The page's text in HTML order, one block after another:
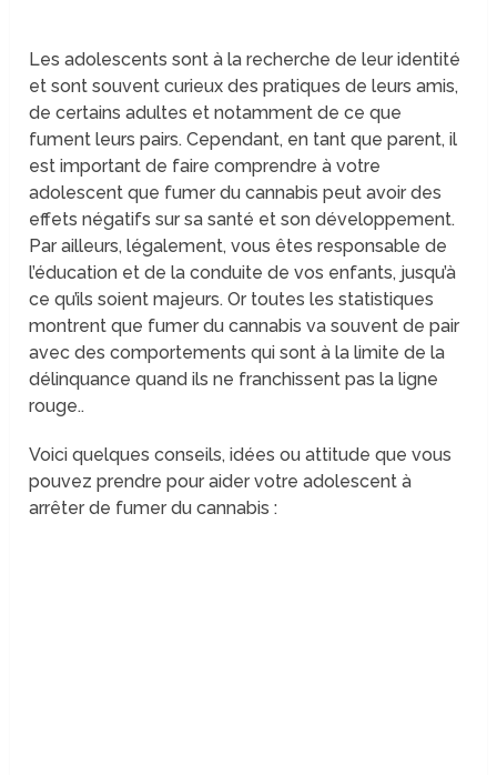
Les adolescents sont à la recherche de leur identité
et sont souvent curieux des pratiques de leurs amis,
de certains adultes et notamment de ce que
fument leurs pairs. Cependant, en tant que parent, il
est important de faire comprendre à votre
adolescent que fumer du cannabis peut avoir des
effets négatifs sur sa santé et son développement.
Par ailleurs, légalement, vous êtes responsable de
l’éducation et de la conduite de vos enfants, jusqu’à
ce qu’ils soient majeurs. Or toutes les statistiques
montrent que fumer du cannabis va souvent de pair
avec des comportements qui sont à la limite de la
délinquance quand ils ne franchissent pas la ligne
rouge..
Voici quelques conseils, idées ou attitude que vous
pouvez prendre pour aider votre adolescent à
arrêter de fumer du cannabis :